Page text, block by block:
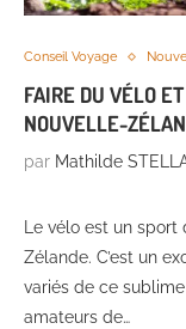
Conseil Voyage
FAIRE DU VÉLO
NOUVELLE-
par Mathilde
Le vélo est un
Zélande. C’est un
variés de ce
amateurs de…